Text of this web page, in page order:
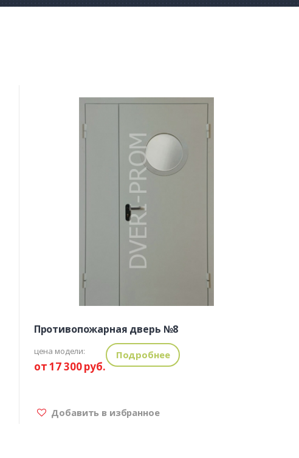
Противопожарная дверь №8
цена модели:
от 17 300 руб.
Подробнее
Добавить в избранное